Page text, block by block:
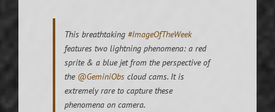
This breathtaking #ImageOfTheWeek
features two lightning phenomena: a red
sprite & a blue jet from the perspective of
the @GeminiObscloud cams. It is
extremely rare to capture these
phenomena on camera.